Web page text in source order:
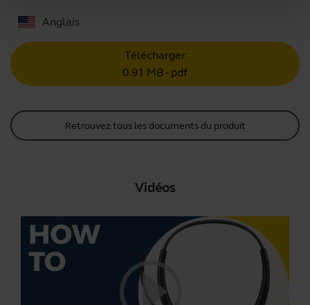
Anglais
Télécharger
0.91 MB - pdf
Retrouvez tous les documents du produit
Vidéos